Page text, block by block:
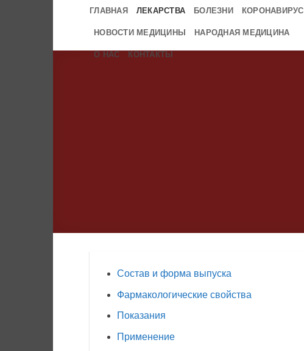
ГЛАВНАЯ ЛЕКАРСТВА БОЛЕЗНИ КОРОНАВИРУС
НОВОСТИ МЕДИЦИНЫ НАРОДНАЯ МЕДИЦИНА
О НАС КОНТАКТЫ
Состав и форма выпуска
Фармакологические свойства
Показания
Применение